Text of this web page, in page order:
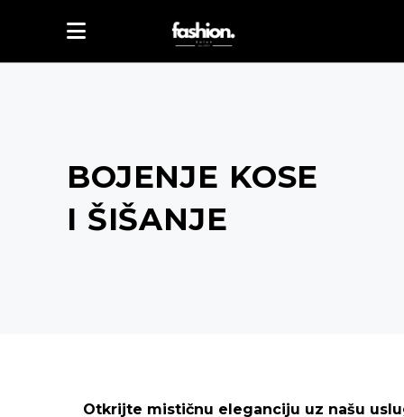
BOJENJE KOSE
I ŠIŠANJE
Otkrijte mističnu eleganciju uz našu